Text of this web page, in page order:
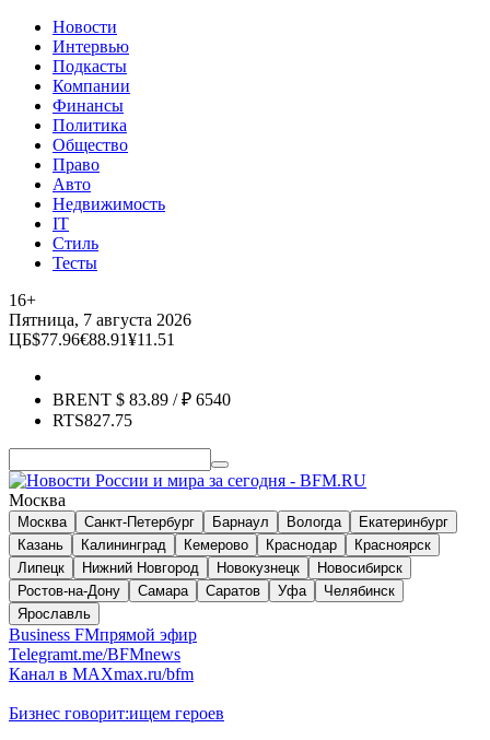
Новости
Интервью
Подкасты
Компании
Финансы
Политика
Общество
Право
Авто
Недвижимость
IT
Стиль
Тесты
16+
Пятница, 7 августа 2026
ЦБ$77.96€88.91¥11.51
BRENT $ 83.89 / ₽ 6540
RTS827.75
Москва
Москва Санкт-Петербург Барнаул Вологда
Екатеринбург
Казань
Калининград Кемерово Краснодар
Красноярск
Липецк
Нижний Новгород Новокузнецк
Новосибирск
Ростов-на-Дону
Самара Саратов Уфа
Челябинск
Ярославль
Business FMпрямой эфир
Telegramt.me/BFMnews
Канал в MAXmax.ru/bfm
Бизнес говорит:ищем героев